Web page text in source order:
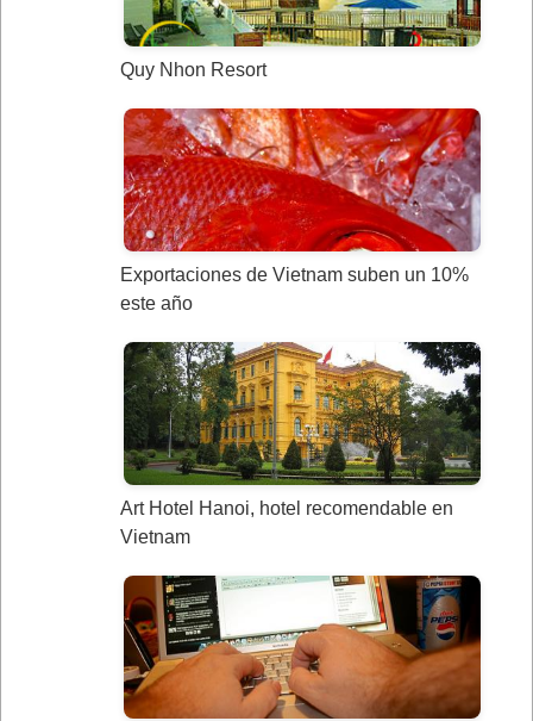
Quy Nhon Resort
Exportaciones de Vietnam suben un 10%
este año
Art Hotel Hanoi, hotel recomendable en
Vietnam